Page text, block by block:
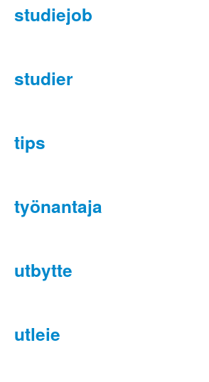
studiejob
studier
tips
työnantaja
utbytte
utleie